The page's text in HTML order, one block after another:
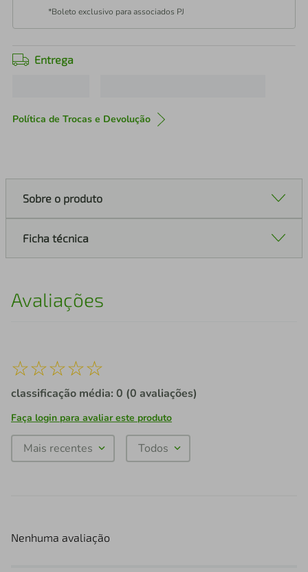
*Boleto exclusivo para associados PJ
Entrega
Política de Trocas e Devolução
Sobre o produto
Ficha técnica
Avaliações
☆☆☆☆☆
classificação média: 0 (0 avaliações)
Faça login para avaliar este produto
Mais recentes Todos
Nenhuma avaliação